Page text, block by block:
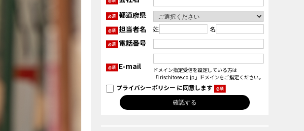
必須 都道府県
必須 担当者名 姓 名
必須 電話番号
必須 E-mail
ドメイン指定受信を設定している方は
「irischitose.co.jp」ドメインをご指定ください。
プライバシーポリシー に同意します 必須